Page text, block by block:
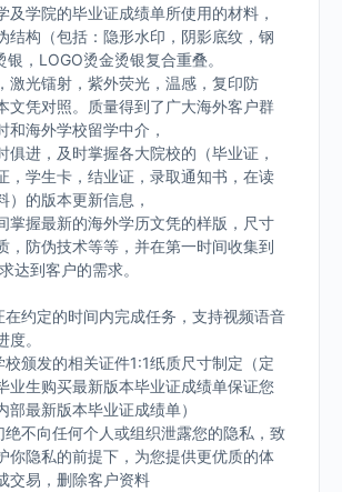
及学院的毕业证成绩单所使用的材料，
结构（包括：隐形水印，阴影底纹，钢
银，LOGO烫金烫银复合重叠。
激光镭射，紫外荧光，温感，复印防
文凭对照。质量得到了广大海外客户群
和海外学校留学中介，
俱进，及时掌握各大院校的（毕业证，
，学生卡，结业证，录取通知书，在读
）的版本更新信息，
掌握最新的海外学历文凭的样版，尺寸
，防伪技术等等，并在第一时间收集到
达到客户的需求。
约定的时间内完成任务，支持视频语音
。
颁发的相关证件1:1纸质尺寸制定（定
业生购买最新版本毕业证成绩单保证您
部最新版本毕业证成绩单）
不向任何个人或组织泄露您的隐私，致
你隐私的前提下，为您提供更优质的体
交易，删除客户资料